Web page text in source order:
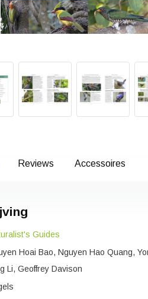
Reviews Accessoires
Guides
Hoai Bao, Nguyen Hao Quang,
Li, Geoffrey Davison